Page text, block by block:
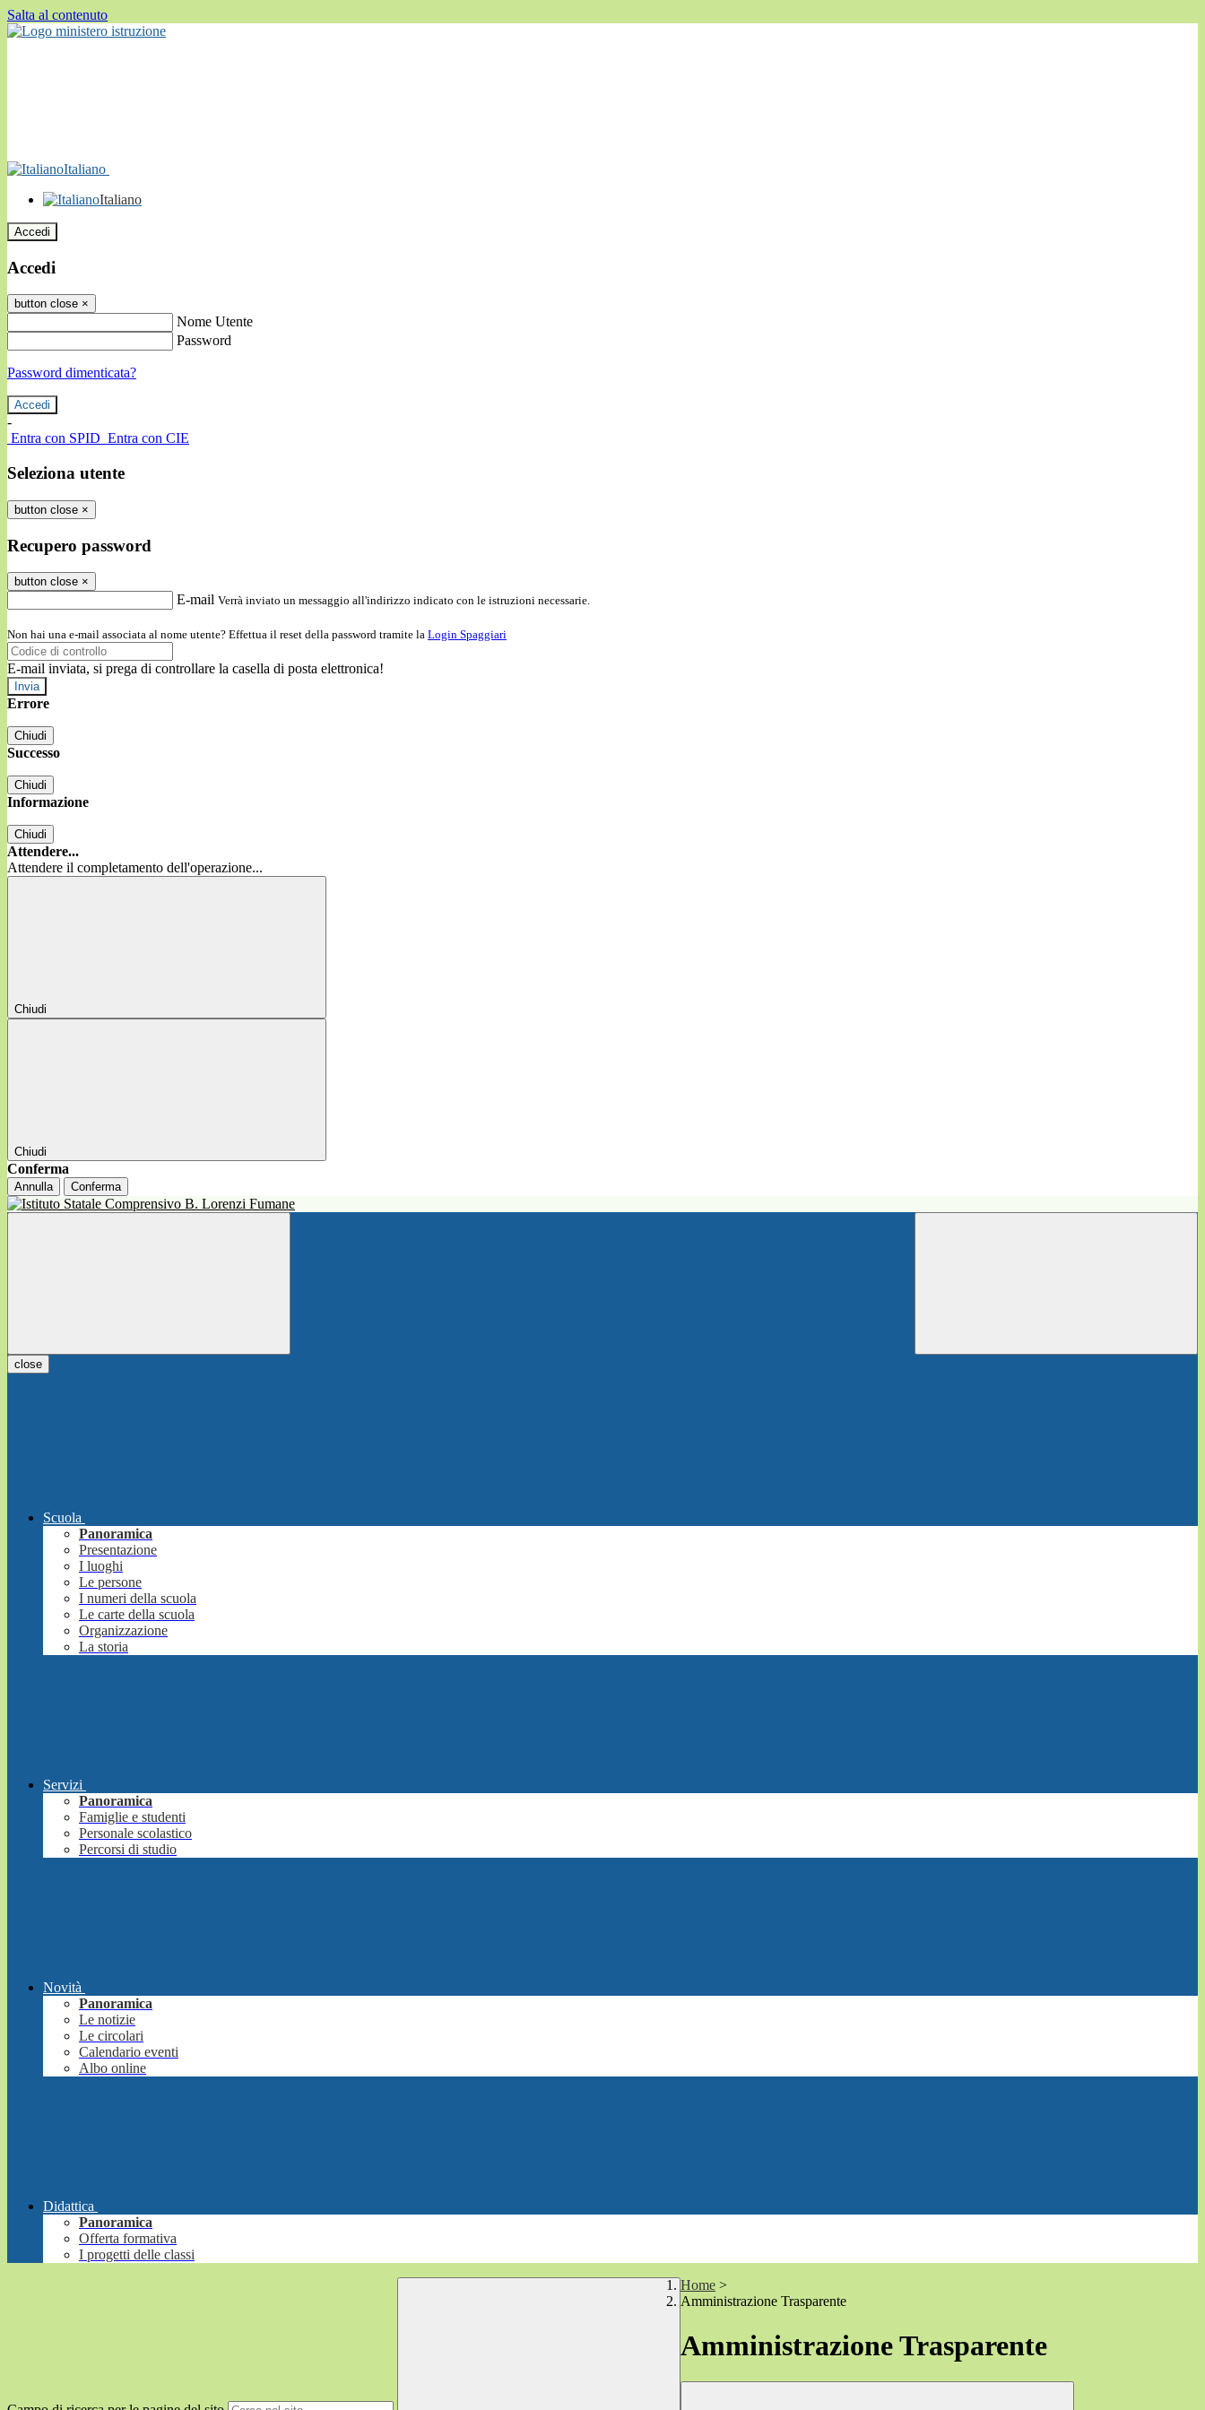
Salta al contenuto
Italiano
Italiano
Accedi
Accedi
button close ×
Nome Utente
Password
Password dimenticata?
-
Entra con SPID Entra con CIE
Seleziona utente
button close ×
Recupero password
button close ×
E-mail Verrà inviato un messaggio all'indirizzo indicato con le istruzioni necessarie.
Non hai una e-mail associata al nome utente? Effettua il reset della password tramite la Login Spaggiari
E-mail inviata, si prega di controllare la casella di posta elettronica!
Errore
Chiudi
Successo
Chiudi
Informazione
Chiudi
Attendere...
Attendere il completamento dell'operazione...
Chiudi
Chiudi
Conferma
Annulla Conferma
close
Scuola
Panoramica
Presentazione
I luoghi
Le persone
I numeri della scuola
Le carte della scuola
Organizzazione
La storia
Servizi
Panoramica
Famiglie e studenti
Personale scolastico
Percorsi di studio
Novità
Panoramica
Le notizie
Le circolari
Calendario eventi
Albo online
Didattica
Panoramica
Offerta formativa
I progetti delle classi
Home >
Amministrazione Trasparente
Amministrazione Trasparente